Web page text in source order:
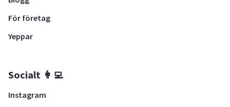
För företag
Yeppar
Socialt 👩‍💻
Instagram